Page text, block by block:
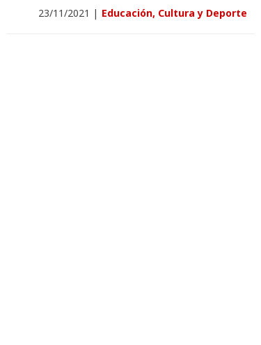
23/11/2021 | Educación, Cultura y Deporte